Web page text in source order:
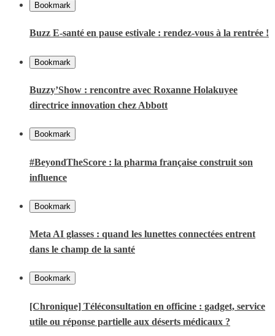
Bookmark
Buzz E-santé en pause estivale : rendez-vous à la rentrée !
Bookmark
Buzzy’Show : rencontre avec Roxanne Holakuyee
directrice innovation chez Abbott
Bookmark
#BeyondTheScore : la pharma française construit son
influence
Bookmark
Meta AI glasses : quand les lunettes connectées entrent
dans le champ de la santé
Bookmark
[Chronique] Téléconsultation en officine : gadget, service
utile ou réponse partielle aux déserts médicaux ?